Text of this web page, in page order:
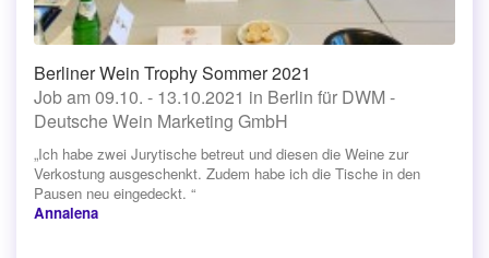
Berliner Wein Trophy Sommer 2021
Job am 09.10. - 13.10.2021 in Berlin für DWM -
Deutsche Wein Marketing GmbH
„Ich habe zwei Jurytische betreut und diesen die Weine zur
Verkostung ausgeschenkt. Zudem habe ich die Tische in den
Pausen neu eingedeckt. “
Annalena